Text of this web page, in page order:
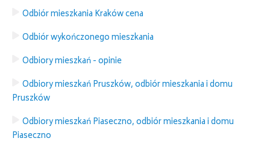
Odbiór mieszkania Kraków cena
Odbiór wykończonego mieszkania
Odbiory mieszkań - opinie
Odbiory mieszkań Pruszków, odbiór mieszkania i domu
Pruszków
Odbiory mieszkań Piaseczno, odbiór mieszkania i domu
Piaseczno